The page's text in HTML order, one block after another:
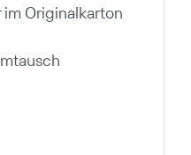
Originalkarton